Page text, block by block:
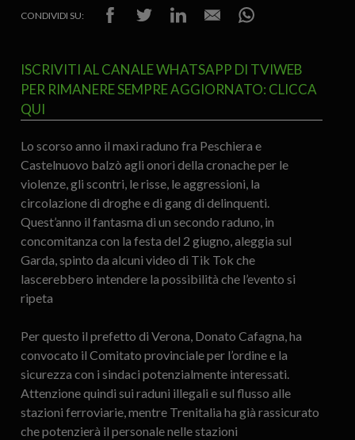
CONDIVIDI SU:
ISCRIVITI AL CANALE WHATSAPP DI TVIWEB
PER RIMANERE SEMPRE AGGIORNATO: CLICCA
QUI
Lo scorso anno il maxi raduno fra Peschiera e
Castelnuovo balzò agli onori della cronache per le
violenze, gli scontri, le risse, le aggressioni, la
circolazione di droghe e di gang di delinquenti.
Quest’anno il fantasma di un secondo raduno, in
concomitanza con la festa del 2 giugno, aleggia sul
Garda, spinto da alcuni video di Tik Tok che
lascerebbero intendere la possibilità che l’evento si
ripeta
Per questo il prefetto di Verona, Donato Cafagna, ha
convocato il Comitato provinciale per l’ordine e la
sicurezza con i sindaci potenzialmente interessati.
Attenzione quindi sui raduni illegali e sul flusso alle
stazioni ferroviarie, mentre Trenitalia ha già rassicurato
che potenzierà il personale nelle stazioni